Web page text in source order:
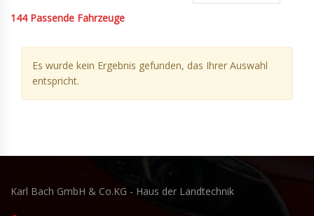
144 Passende Fahrzeuge
Es wurde kein Ergebnis gefunden, das Ihrer Auswahl
entspricht.
Karl Bach GmbH & Co.KG - Haus der Landtechnik